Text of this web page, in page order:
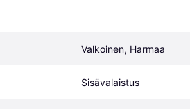
Valkoinen, Harmaa
Sisävalaistus